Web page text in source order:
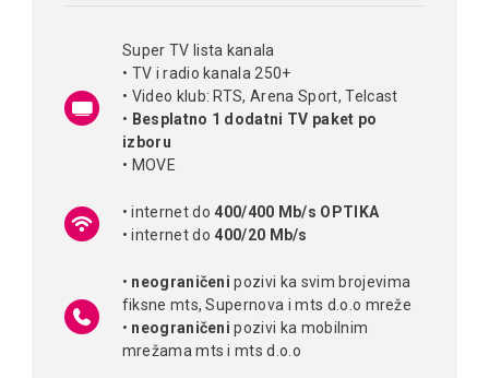
Super TV lista kanala
• TV i radio kanala 250+
• Video klub: RTS, Arena Sport, Telcast
• Besplatno 1 dodatni TV paket po
izboru
• MOVE
• internet do400/400 Mb/s OPTIKA
• internet do400/20 Mb/s
• neograničeni pozivi ka svim brojevima
fiksne mts, Supernova i mts d.o.o mreže
• neograničeni pozivi ka mobilnim
mrežama mts i mts d.o.o